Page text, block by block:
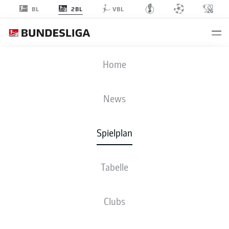
BL 2BL VBL
Home
News
Spielplan
Tabelle
Clubs
FCK
AUFSTELLUNGEN
Fr., 07.05.2027 - So., 09.05.2027